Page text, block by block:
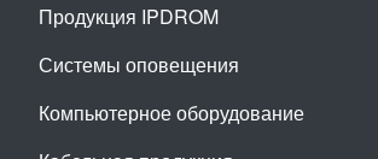
Продукция IPDROM
Системы оповещения
Компьютерное оборудование